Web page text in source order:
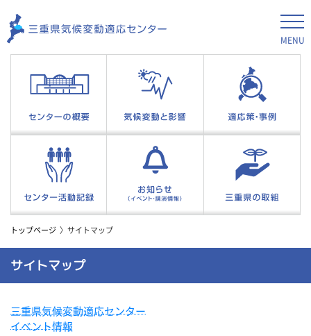
MENU
トップページ サイトマップ
サイトマップ
三重県気候変動適応センター
イベント情報